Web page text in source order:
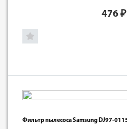
476 ₽
Фильтр пылесоса Samsung DJ97-